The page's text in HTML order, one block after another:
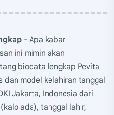
- Apa kabar
ini mimin akan
biodata lengkap Pevita
dan model kelahiran tanggal
Jakarta, Indonesia dari
ada), tanggal lahir,